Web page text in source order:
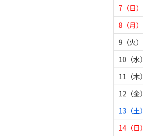
7（日）
8（月）
9（火）
10（水）
11（木）
12（金）
13（土）
14（日）